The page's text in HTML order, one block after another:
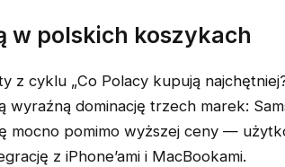
w polskich koszykach
z cyklu „Co Polacy kupują
dominację trzech marek:
mocno pomimo wyższej ceny —
z iPhone’ami i MacBookami.